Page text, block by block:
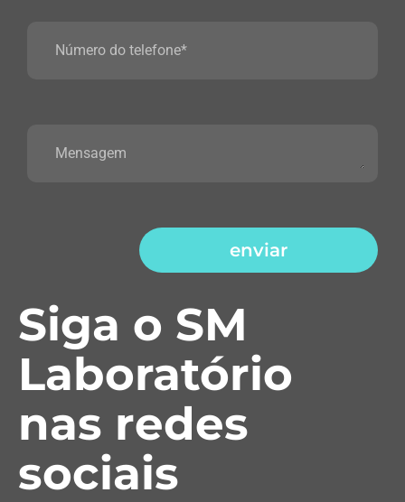
enviar
Siga o SM
Laboratório
nas redes
sociais